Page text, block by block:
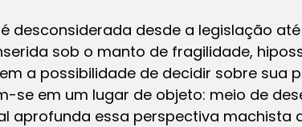
desconsiderada desde a legislação
sob o manto de fragilidade,
a possibilidade de decidir sobre sua
se em um lugar de objeto: meio de
aprofunda essa perspectiva machista